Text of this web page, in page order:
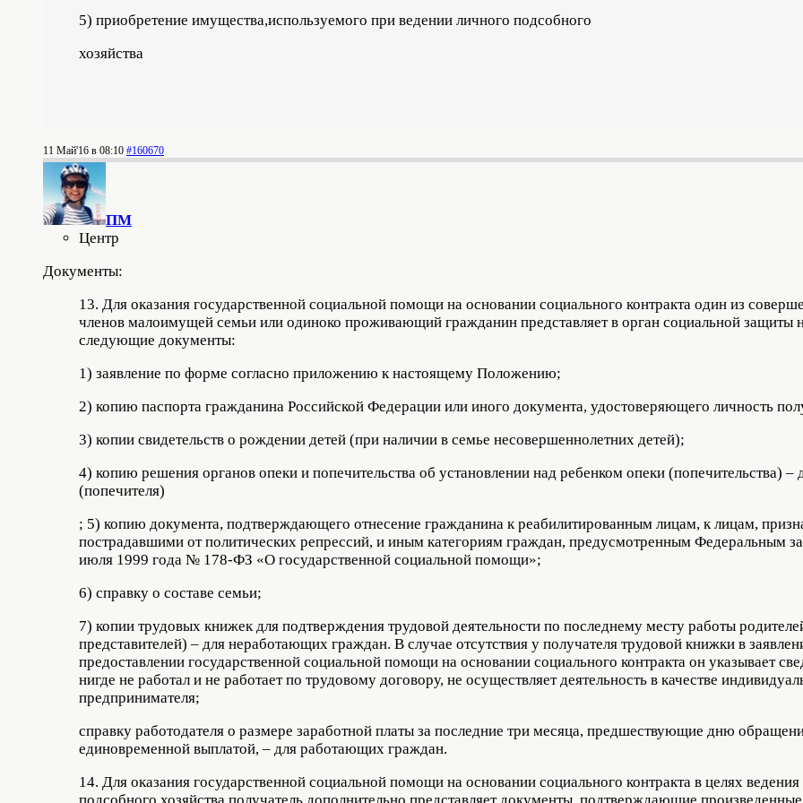
5) приобретение имущества,используемого при ведении личного подсобного
хозяйства
11 Май'16 в 08:10 #160670
ПМ
Центр
Документы:
13. Для оказания государственной социальной помощи на основании социального контракта один из
членов малоимущей семьи или одиноко проживающий гражданин представляет в орган социальной защиты
следующие документы:
1) заявление по форме согласно приложению к настоящему Положению;
2) копию паспорта гражданина Российской Федерации или иного документа, удостоверяющего личность
3) копии свидетельств о рождении детей (при наличии в семье несовершеннолетних детей);
4) копию решения органов опеки и попечительства об установлении над ребенком опеки (попечительства) –
(попечителя)
; 5) копию документа, подтверждающего отнесение гражданина к реабилитированным лицам, к лицам,
пострадавшими от политических репрессий, и иным категориям граждан, предусмотренным Федеральным
июля 1999 года № 178-ФЗ «О государственной социальной помощи»;
6) справку о составе семьи;
7) копии трудовых книжек для подтверждения трудовой деятельности по последнему месту работы
представителей) – для неработающих граждан. В случае отсутствия у получателя трудовой книжки в
предоставлении государственной социальной помощи на основании социального контракта он указывает
нигде не работал и не работает по трудовому договору, не осуществляет деятельность в качестве
предпринимателя;
справку работодателя о размере заработной платы за последние три месяца, предшествующие дню
единовременной выплатой, – для работающих граждан.
14. Для оказания государственной социальной помощи на основании социального контракта в целях ведения